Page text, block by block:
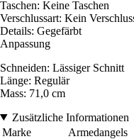
Taschen: Keine Taschen
Verschlussart: Kein
Details: Gegefärbt
Anpassung
Schneiden: Lässiger Schnitt
Länge: Regulär
Mass: 71,0 cm
Zusätzliche Informationen
Marke
Armedangels